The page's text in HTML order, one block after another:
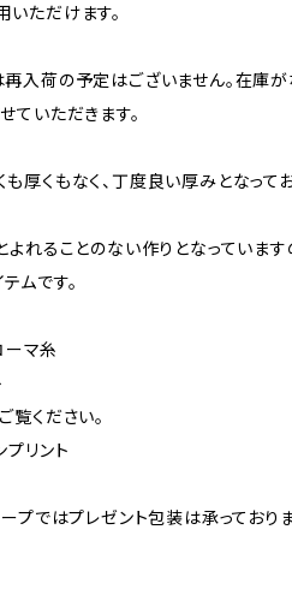
ただけます。
入荷の予定はございません。在庫が
ていただきます。
厚くもなく、丁度良い厚みとなって
よれることのない作りとなっていま
ムです。
マ糸
覧ください。
リント
プではプレゼント包装は承っており